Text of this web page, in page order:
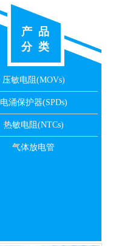
产 品
分 类
压敏电阻(MOVs)
电涌保护器(SPDs)
热敏电阻(NTCs)
气体放电管